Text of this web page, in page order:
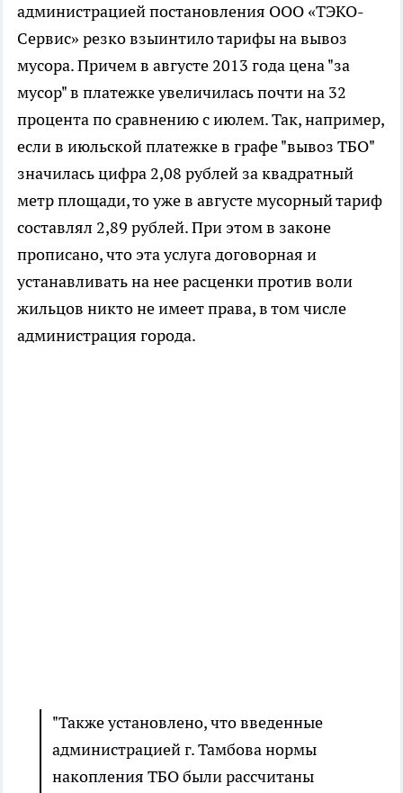
администрацией постановления ООО «ТЭКО-
Сервис» резко взыинтило тарифы на вывоз
мусора. Причем в августе 2013 года цена "за
мусор" в платежке увеличилась почти на 32
процента по сравнению с июлем. Так, например,
если в июльской платежке в графе "вывоз ТБО"
значилась цифра 2,08 рублей за квадратный
метр площади, то уже в августе мусорный тариф
составлял 2,89 рублей. При этом в законе
прописано, что эта услуга договорная и
устанавливать на нее расценки против воли
жильцов никто не имеет права, в том числе
администрация города.
"Также установлено, что введенные
администрацией г. Тамбова нормы
накопления ТБО были рассчитаны